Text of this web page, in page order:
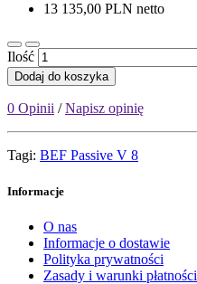
13 135,00 PLN netto
Ilość
Dodaj do koszyka
0 Opinii /Napisz opinię
Tagi: BEF Passive V 8
Informacje
O nas
Informacje o dostawie
Polityka prywatności
Zasady i warunki płatności